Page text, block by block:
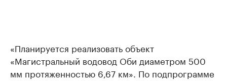
«Планируется реализовать объект
«Магистральный водовод Оби диаметром 500
мм протяженностью 6,67 км». По подпрограмме